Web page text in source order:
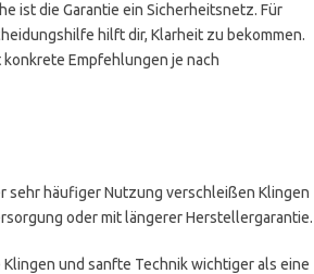
ist die Garantie ein Sicherheitsnetz. Für
hilft dir, Klarheit zu bekommen.
Empfehlungen je nach
sehr häufiger Nutzung verschleißen Klingen
oder mit längerer Herstellergarantie.
und sanfte Technik wichtiger als eine